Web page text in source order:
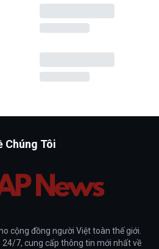
Chúng Tôi
cộng đồng người Việt toàn thế giới.
7, cung cấp thông tin mới nhất về